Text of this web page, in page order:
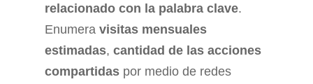
relacionado con la palabra clave.
Enumera visitas mensuales
estimadas, cantidad de las acciones
compartidas por medio de redes